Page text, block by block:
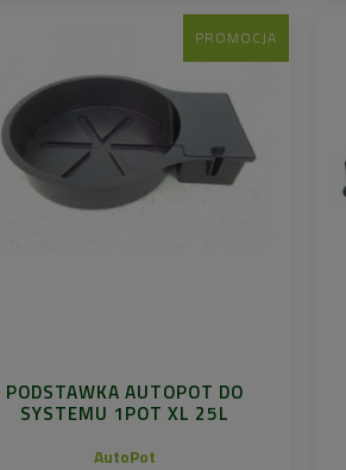
PODSTAWKA AUTOPOT DO
SYSTEMU 1POT XL 25L
AutoPot
PROMOCJA